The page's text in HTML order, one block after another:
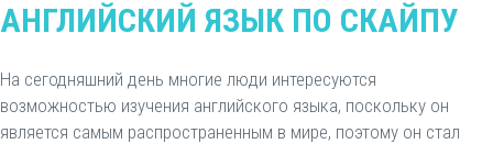
АНГЛИЙСКИЙ ЯЗЫК ПО СКАЙПУ
На сегодняшний день многие люди интересуются
возможностью изучения английского языка, поскольку он
является самым распространенным в мире, поэтому он стал